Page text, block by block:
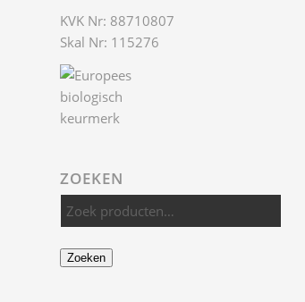
KVK Nr: 88710807
Skal Nr: 115276
ZOEKEN
Zoeken